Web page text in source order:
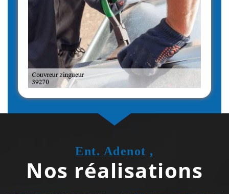
Ent. Adenot ,
Nos réalisations